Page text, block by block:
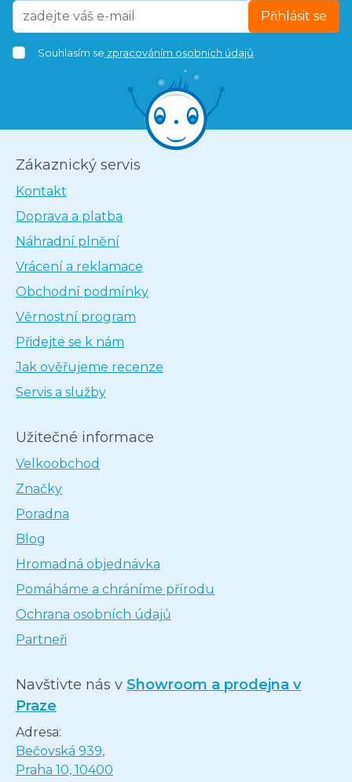
Přihlásit se
Souhlasím se zpracováním osobních údajů
Zákaznický servis
Kontakt
Doprava a platba
Náhradní plnění
Vrácení a reklamace
Obchodní podmínky
Věrnostní program
Přidejte se k nám
Jak ověřujeme recenze
Servis a služby
Užitečné informace
Velkoobchod
Značky
Poradna
Blog
Hromadná objednávka
Pomáháme a chráníme přírodu
Ochrana osobních údajů
Partneři
Navštivte nás v Showroom a prodejna v
Praze
Adresa:
Bečovská 939,
Praha 10, 10400